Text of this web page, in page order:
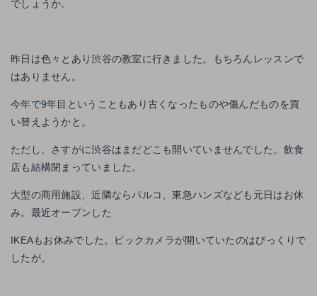
でしょうか。
昨日は色々とあり渋谷の教室に行きました。もちろんレッスンで
はありません。
今年で9年目ということもあり古くなったものや傷んだものを買
い替えようかと。
ただし、さすがに渋谷はまだどこも開いていませんでした。飲食
店も結構閉まっていました。
大型の商用施設、近隣ならパルコ、東急ハンズなども元日はお休
み。最近オープンした
IKEAもお休みでした。ビックカメラが開いていたのはびっくりで
したが。